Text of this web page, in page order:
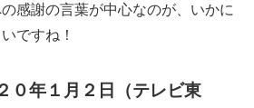
感謝の言葉が中心なのが、いかに
ですね！
０年１月２日（テレビ東